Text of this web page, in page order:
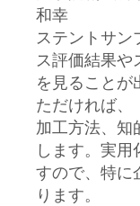
和幸
ステントサ
ス評価結果
を見ることが
ただければ、
加工方法、知
します。実
すので、特に
ります。